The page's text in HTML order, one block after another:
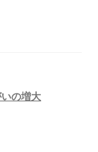
の増大